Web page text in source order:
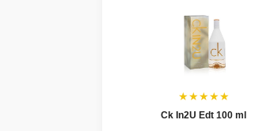
★★★★★
Ck In2U Edt 100 ml